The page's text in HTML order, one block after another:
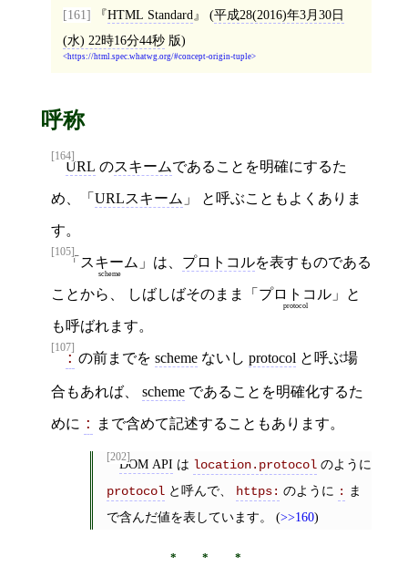
[161] HTML Standard (平成28(2016)年3月30日
(水) 22時16分44秒版)
https://html.spec.whatwg.org/#concept-origin-tuple
呼称
[164]
URL のスキームであることを明確にするた
め、「 URLスキーム 」 と呼ぶこともよくありま
す。
[105]
「 スキーム
scheme
」は、 プロトコルを表すものである
ことから、 しばしばそのまま「 プロトコル
protocol
」と
も呼ばれます。
[107]
: の前までを scheme ないし protocol と呼ぶ場
合もあれば、 scheme であることを明確化するた
めに : まで含めて記述することもあります。
[202]DOM API は location.protocolのように
protocolと呼んで、 https: のように : ま
で含んだ値を表しています。 (>>160)